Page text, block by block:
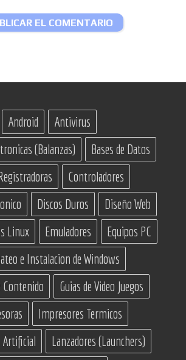
Android
Antivirus
(Balanzas)
Bases de Datos
Controladores
Discos Duros
Diseño Web
Linux
Emuladores
Equipos PC
e Instalacion de Windows
Contenido
Guias de Video Juegos
Impresores Termicos
Artificial
Lanzadores (Launchers)